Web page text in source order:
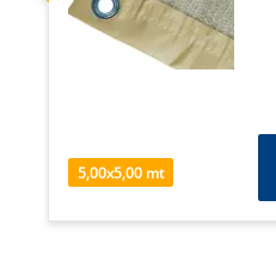
5,00x5,00 mt